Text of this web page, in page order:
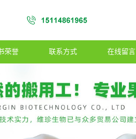
荣誉 联系方式 在线留言